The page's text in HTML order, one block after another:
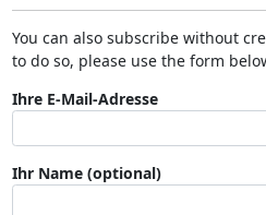
You can also subscribe without
to do so, please use the form
Ihre E-Mail-Adresse
Ihr Name (optional)